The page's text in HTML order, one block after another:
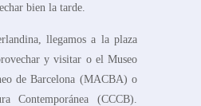
bien la tarde.
llegamos a la plaza
y visitar o el Museo
de Barcelona (MACBA) o
Contemporánea (CCCB).